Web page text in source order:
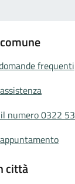
frequenti
numero 0322
città